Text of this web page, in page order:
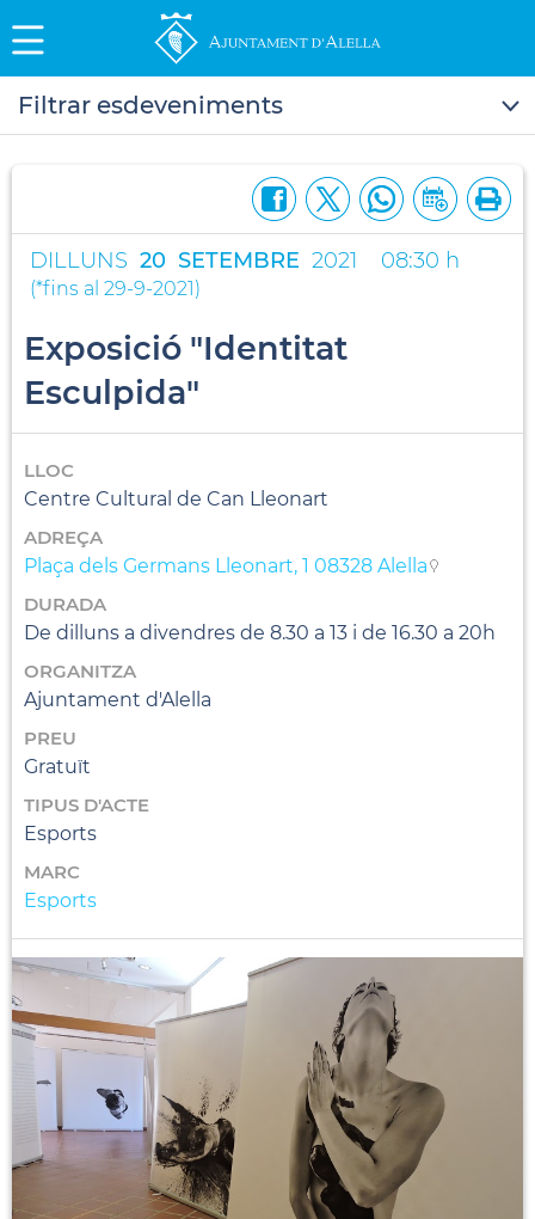
Filtrar esdeveniments
DILLUNS 20 SETEMBRE 2021 08:30 h
(*fins al 29-9-2021)
Exposició "Identitat
Esculpida"
LLOC
Centre Cultural de Can Lleonart
ADREÇA
Plaça dels Germans Lleonart, 1 08328 Alella
DURADA
De dilluns a divendres de 8.30 a 13 i de 16.30 a 20h
ORGANITZA
Ajuntament d'Alella
PREU
Gratuït
TIPUS D'ACTE
Esports
MARC
Esports